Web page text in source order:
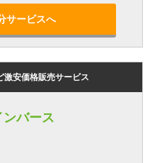
サービスへ
激安価格販売サービス
バース